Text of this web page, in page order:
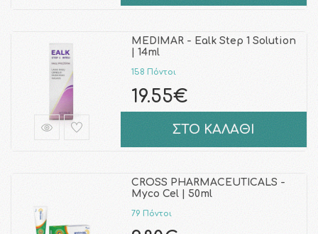
MEDIMAR - Ealk Step 1 Solution
| 14ml
158 Πόντοι
19.55€
ΣΤΟ ΚΑΛΑΘΙ
CROSS PHARMACEUTICALS -
Myco Cel | 50ml
79 Πόντοι